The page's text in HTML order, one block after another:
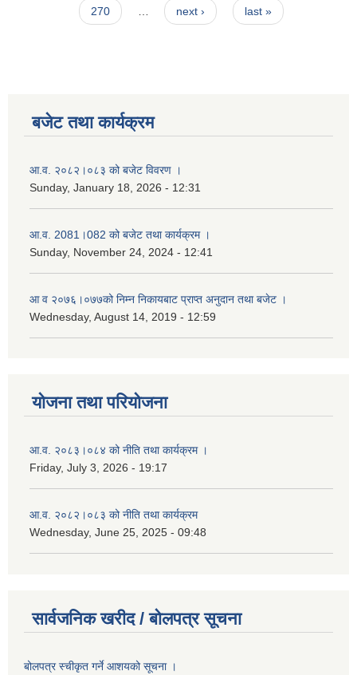
270 … next › last »
बजेट तथा कार्यक्रम
आ.व. २०८२।०८३ को बजेट विवरण ।
Sunday, January 18, 2026 - 12:31
आ.व. 2081।082 को बजेट तथा कार्यक्रम ।
Sunday, November 24, 2024 - 12:41
आ‌ व २०७६।०७७को निम्न निकायबाट प्राप्त अनुदान तथा बजेट ।
Wednesday, August 14, 2019 - 12:59
योजना तथा परियोजना
आ.व. २०८३।०८४ को नीति तथा कार्यक्रम ।
Friday, July 3, 2026 - 19:17
आ.व. २०८२।०८३ को नीति तथा कार्यक्रम
Wednesday, June 25, 2025 - 09:48
सार्वजनिक खरीद / बोलपत्र सूचना
बोलपत्र स्चीकृत गर्ने आशयको सूचना ।